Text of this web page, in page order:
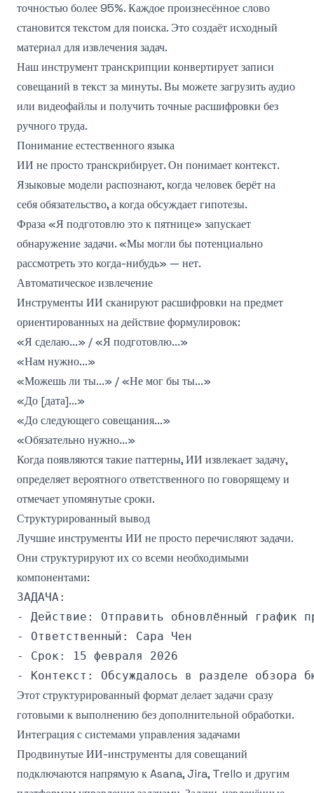
точностью более 95%. Каждое произнесённое слово
становится текстом для поиска. Это создаёт исходный
материал для извлечения задач.
Нашинструмент транскрипции конвертирует записи
совещаний в текст за минуты. Вы можете загрузить аудио
или видеофайлы и получить точные расшифровки без
ручного труда.
Понимание естественного языка
ИИ не просто транскрибирует. Он понимает контекст.
Языковые модели распознают, когда человек берёт на
себя обязательство, а когда обсуждает гипотезы.
Фраза «Я подготовлю это к пятнице» запускает
обнаружение задачи. «Мы могли бы потенциально
рассмотреть это когда-нибудь» — нет.
Автоматическое извлечение
Инструменты ИИ сканируют расшифровки на предмет
ориентированных на действие формулировок:
«Я сделаю...» / «Я подготовлю...»
«Нам нужно...»
«Можешь ли ты...» / «Не мог бы ты...»
«До [дата]...»
«До следующего совещания...»
«Обязательно нужно...»
Когда появляются такие паттерны, ИИ извлекает задачу,
определяет вероятного ответственного по говорящему и
отмечает упомянутые сроки.
Структурированный вывод
Лучшие инструменты ИИ не просто перечисляют задачи.
Они структурируют их со всеми необходимыми
компонентами:
ЗАДАЧА:
- Действие: Отправить обновлённый график
- Ответственный: Сара Чен
- Срок: 15 февраля 2026
Этот структурированный формат делает задачи сразу
готовыми к выполнению без дополнительной обработки.
Интеграция с системами управления задачами
Продвинутые ИИ-инструменты для совещаний
подключаются напрямую к Asana, Jira, Trello и другим